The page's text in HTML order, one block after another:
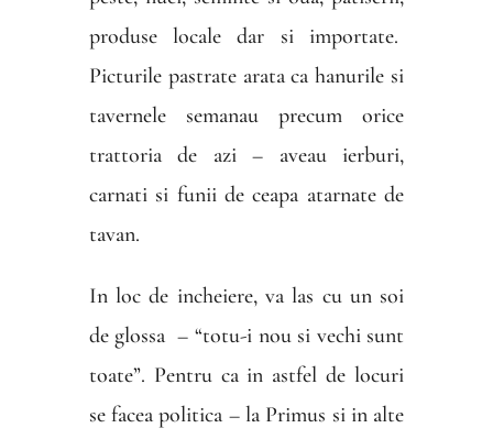
produse locale dar si importate.
Picturile pastrate arata ca hanurile si
tavernele semanau precum orice
trattoria de azi – aveau ierburi,
carnati si funii de ceapa atarnate de
tavan.
In loc de incheiere, va las cu un soi
de glossa – “totu-i nou si vechi sunt
toate”. Pentru ca in astfel de locuri
se facea politica – la Primus si in alte